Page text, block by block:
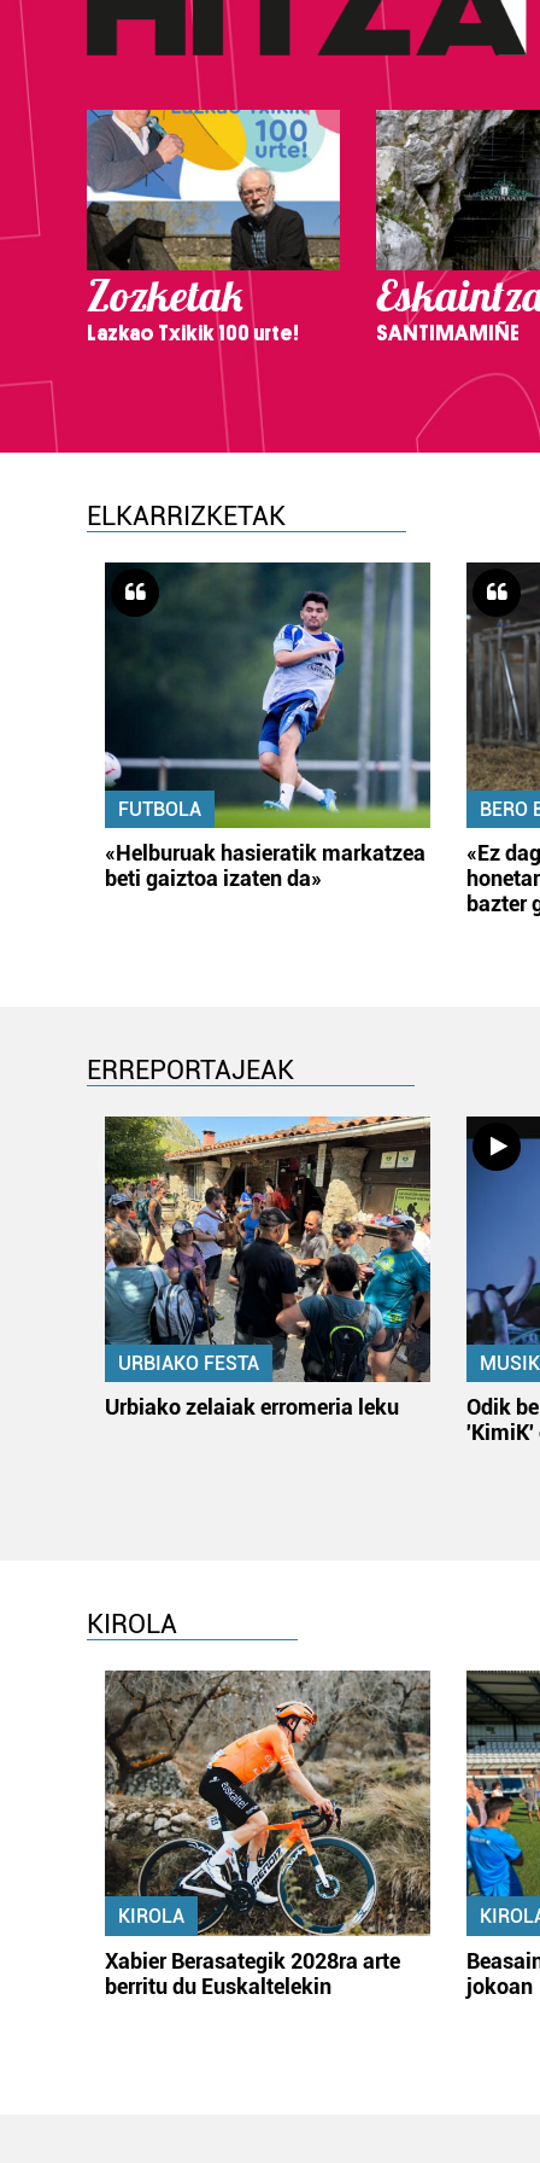
Zozketak
Lazkao Txikik 100 urte! SANTIMAMIÑE
ELKARRIZKETAK
FUTBOLA
«Helburuak hasieratik markatzea
beti gaiztoa izaten da»
BERO
«Ez
bazter
ERREPORTAJEAK
URBIAKO FESTA
Urbiako zelaiak erromeria leku
Odik
'KimiK'
KIROLA
KIROLA
Xabier Berasategik 2028ra arte
berritu du Euskaltelekin
jokoan